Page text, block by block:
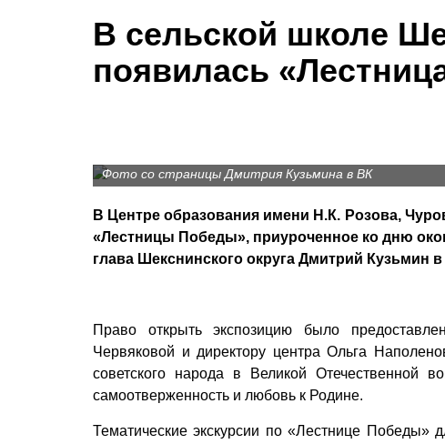
В сельской школе
появилась
Фото со страницы Дмитрия Кузьмина в ВК
В Центре образования имени Н.К. Розова,
«Лестницы Победы», приуроченное ко дню
глава Шекснинского округа Дмитрий Кузьмин
Право открыть экспозицию было
Червяковой и директору центра Ольга
советского народа в Великой Отечественной
самоотверженность и любовь к Родине.
Тематические экскурсии по «Лестнице Победы»